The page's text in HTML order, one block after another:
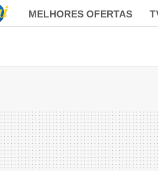
MELHORES OFERTAS